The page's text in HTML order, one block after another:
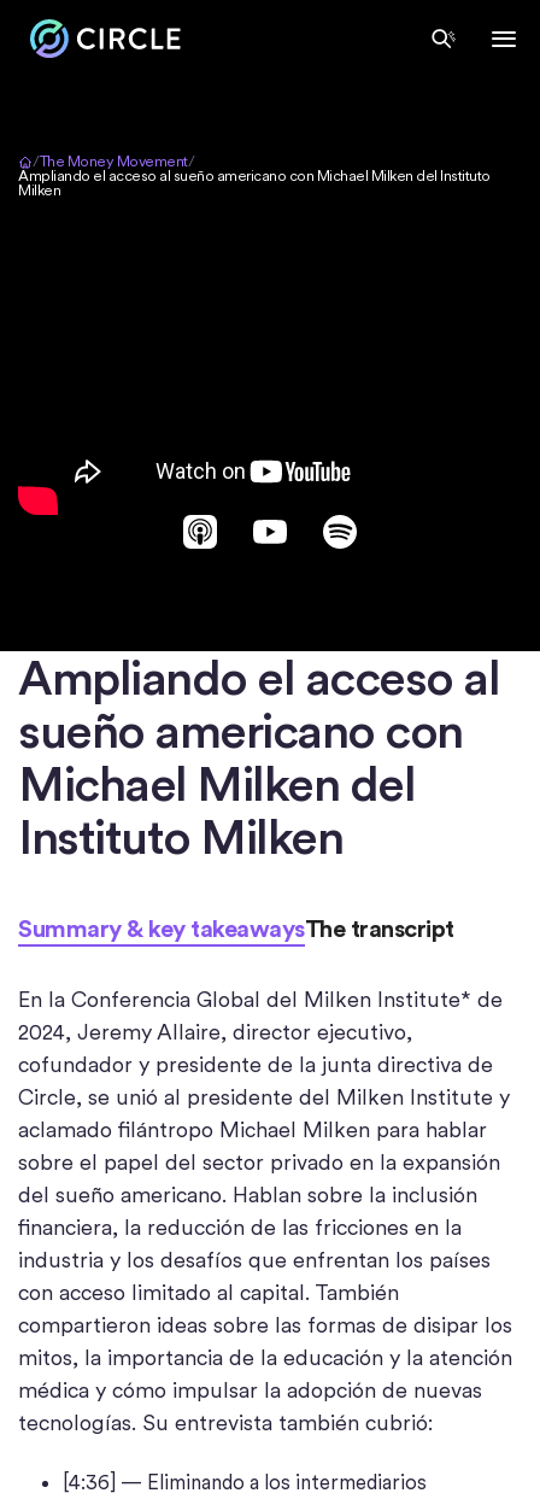
/The Money Movement/
Ampliando el acceso al sueño americano con Michael Milken del Instituto
Milken
Apple Podcasts
YouTubeSpotify
Ampliando el acceso al
sueño americano con
Michael Milken del
Instituto Milken
Summary & key takeawaysThe transcript
En la Conferencia Global del Milken Institute* de
2024, Jeremy Allaire, director ejecutivo,
cofundador y presidente de la junta directiva de
Circle, se unió al presidente del Milken Institute y
aclamado filántropo Michael Milken para hablar
sobre el papel del sector privado en la expansión
del sueño americano. Hablan sobre la inclusión
financiera, la reducción de las fricciones en la
industria y los desafíos que enfrentan los países
con acceso limitado al capital. También
compartieron ideas sobre las formas de disipar los
mitos, la importancia de la educación y la atención
médica y cómo impulsar la adopción de nuevas
tecnologías. Su entrevista también cubrió:
[4:36] — Eliminando a los intermediarios